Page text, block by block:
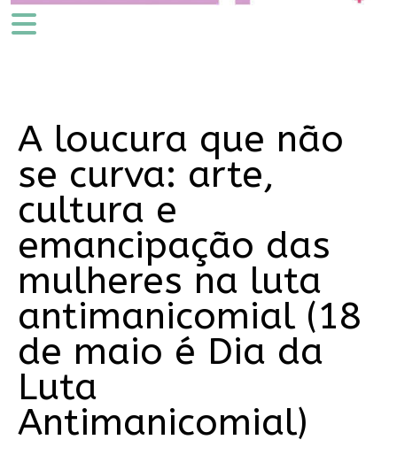
A loucura que não
se curva: arte,
cultura e
emancipação das
mulheres na luta
antimanicomial (18
de maio é Dia da
Luta
Antimanicomial)